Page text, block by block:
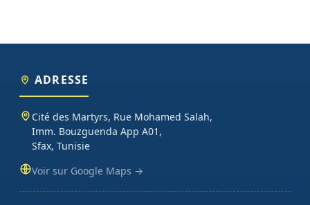
ADRESSE
Cité des Martyrs, Rue Mohamed Salah,
Imm. Bouzguenda App A01,
Sfax, Tunisie
Voir sur Google Maps →